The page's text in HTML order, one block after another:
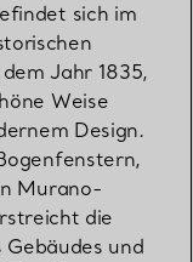
sich im
Jahr 1835,
Weise
Design.
Murano-
die
und